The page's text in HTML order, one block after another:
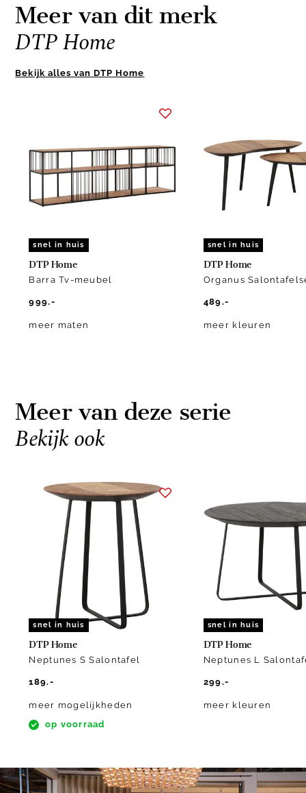
Meer van dit merk
DTP Home
Bekijk alles van DTP Home
snel in huis
DTP Home
Barra Tv-meubel
999.-
meer maten
snel in huis
DTP Home
Organus
489.-
meer kleuren
Meer van deze serie
Bekijk ook
snel in huis
DTP Home
Neptunes S Salontafel
189.-
meer mogelijkheden
op voorraad
snel in huis
DTP Home
Neptunes L
299.-
meer kleuren